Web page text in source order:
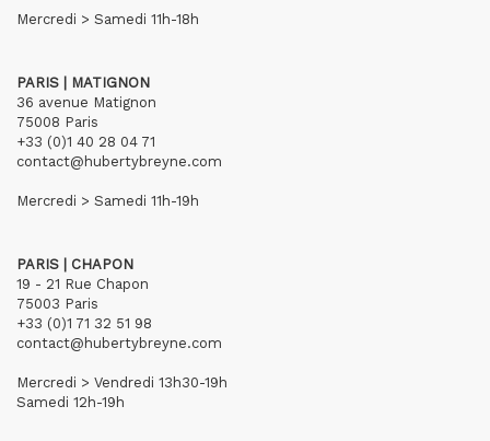
Mercredi > Samedi 11h-18h
PARIS | MATIGNON
36 avenue Matignon
75008 Paris
+33 (0)1 40 28 04 71
contact@hubertybreyne.com
Mercredi > Samedi 11h-19h
PARIS | CHAPON
19 - 21 Rue Chapon
75003 Paris
+33 (0)1 71 32 51 98
contact@hubertybreyne.com
Mercredi > Vendredi 13h30-19h
Samedi 12h-19h